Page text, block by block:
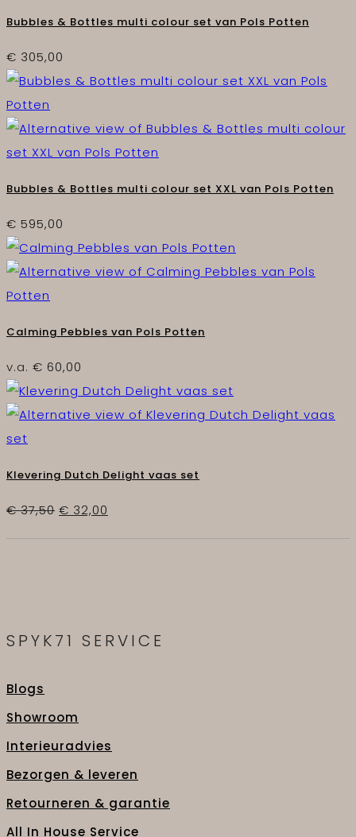
Bubbles & Bottles multi colour set van Pols Potten
€ 305,00
Bubbles & Bottles multi colour set XXL van Pols Potten
€ 595,00
Calming Pebbles van Pols Potten
v.a. € 60,00
Klevering Dutch Delight vaas set
€37,50 Oorspronkelijke
€ 32,00
SPYK71 SERVICE
Blogs
Showroom
Interieuradvies
Bezorgen & leveren
Retourneren & garantie
All In House Service